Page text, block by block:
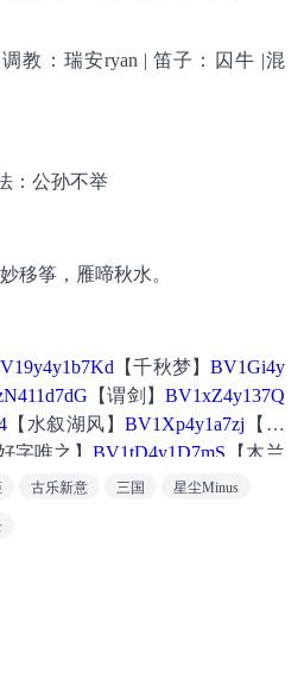
教：瑞安ryan | 笛子：囚牛 |混
：公孙不举
移筝，雁啼秋水。
【千秋梦】 BV1Gi4y
【谓剑】 BV1xZ4y137Q
【水叙湖风】 BV1Xp4y1a7zj 【不
字唯之】 BV1tD4y1D7mS 【木兰
衔风】BV1tJ411r793【天下局】
古乐新意 三国 星尘Minus